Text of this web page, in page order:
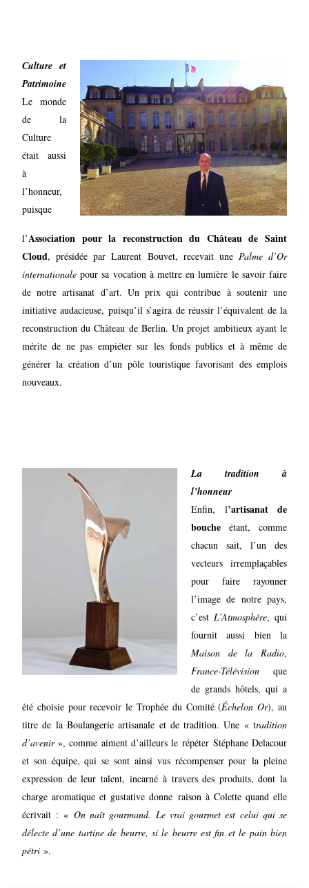
Culture et
Patrimoine
Le monde
de la
Culture
était aussi
à
l’honneur,
puisque
l’Association pour la reconstruction du Château de Saint
Cloud, présidée par Laurent Bouvet, recevait une Palme d’Or
internationalepour sa vocation à mettre en lumière le savoir faire
de notre artisanat d’art. Un prix qui contribue à soutenir une
initiative audacieuse, puisqu’il s’agira de réussir l’équivalent de la
reconstruction du Château de Berlin. Un projet ambitieux ayant le
mérite de ne pas empiéter sur les fonds publics et à même de
générer la création d’un pôle touristique favorisant des emplois
nouveaux.
La tradition à
l’honneur
Enfin, l’artisanat de
boucheétant, comme
chacun sait, l’un des
vecteurs irremplaçables
pour faire rayonner
l’image de notre pays,
c’est L’Atmosphère, qui
fournit aussi bien la
Maison de la Radio,
France-Télévisionque
de grands hôtels, qui a
été choisie pour recevoir le Trophée du Comité (Échelon Or), au
titre de la Boulangerie artisanale et de tradition. Une « tradition
d’avenir», comme aiment d’ailleurs le répéter Stéphane Delacour
et son équipe, qui se sont ainsi vus récompenser pour la pleine
expression de leur talent, incarné à travers des produits, dont la
charge aromatique et gustative donne raison à Colette quand elle
écrivait : « On naît gourmand. Le vrai gourmet est celui qui se
délecte d’une tartine de beurre, si le beurre est fin et le pain bien
pétri».